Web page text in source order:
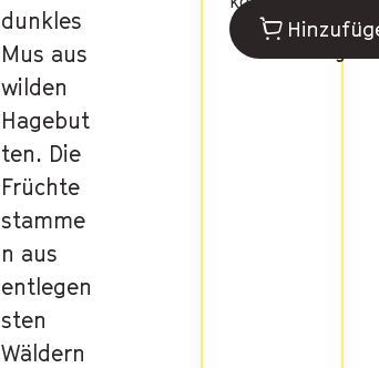
dunkles
Mus aus
wilden
Hagebut
ten. Die
Früchte
stamme
n aus
entlegen
sten
Wäldern